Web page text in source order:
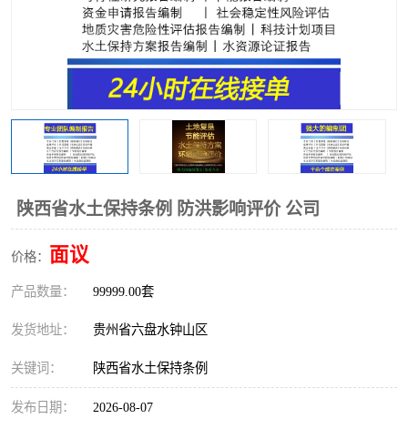
陕西省水土保持条例 防洪影响评价 公司
价格： 面议
产品数量： 99999.00套
发货地址： 贵州省六盘水钟山区
关键词： 陕西省水土保持条例
发布日期： 2026-08-07